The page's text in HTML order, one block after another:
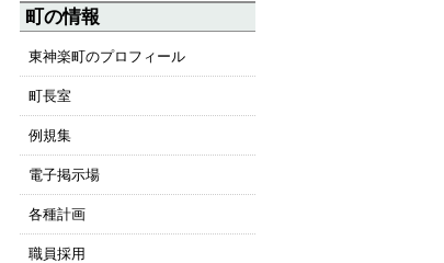
町の情報
東神楽町のプロフィール
町長室
例規集
電子掲示場
各種計画
職員採用